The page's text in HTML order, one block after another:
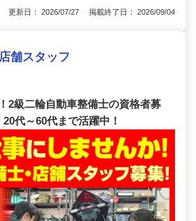
更新日： 2026/07/27 掲載終了日： 2026/09/04
舗スタッフ
2級二輪自動車整備士の資格者募
代～60代まで活躍中！